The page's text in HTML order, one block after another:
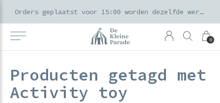
0
Orders geplaatst voor 15:00 worden dezelfde werkdag verzonden
Producten getagd met
Activity toy